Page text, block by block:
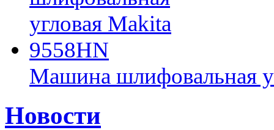
Машина шлифовальная
Новости